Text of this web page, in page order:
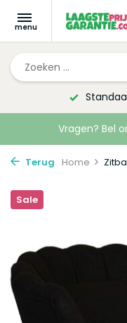
Vragen? Bel
Terug Home
Sale